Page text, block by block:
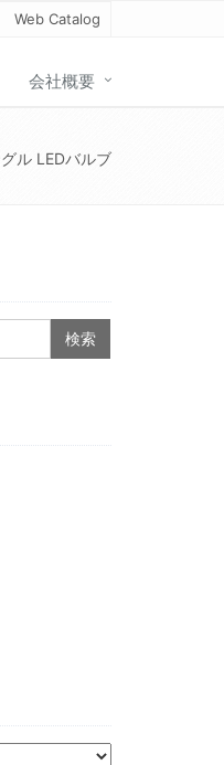
Web Catalog
会社概要
ル LEDバルブ